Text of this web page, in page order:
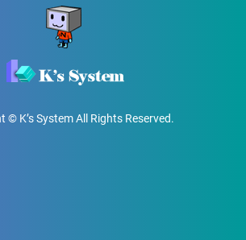
© K’s System All Rights Reserved.